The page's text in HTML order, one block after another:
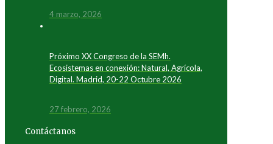
4 marzo, 2026
Próximo XX Congreso de la SEMh.
Ecosistemas en conexión: Natural, Agrícola,
Digital. Madrid, 20-22 Octubre 2026
27 febrero, 2026
Contáctanos